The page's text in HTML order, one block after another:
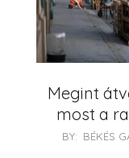
Megint
most a
2026-BY: BÉKÉS